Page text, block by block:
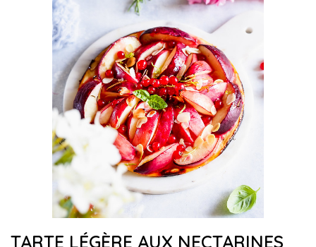
TARTE LÉGÈRE AUX NECTARINES